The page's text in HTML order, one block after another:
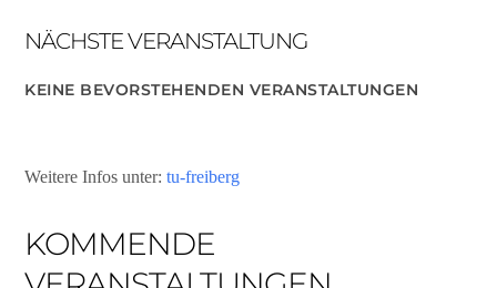
NÄCHSTE VERANSTALTUNG
KEINE BEVORSTEHENDEN VERANSTALTUNGEN
Weitere Infos unter:tu-freiberg
KOMMENDE